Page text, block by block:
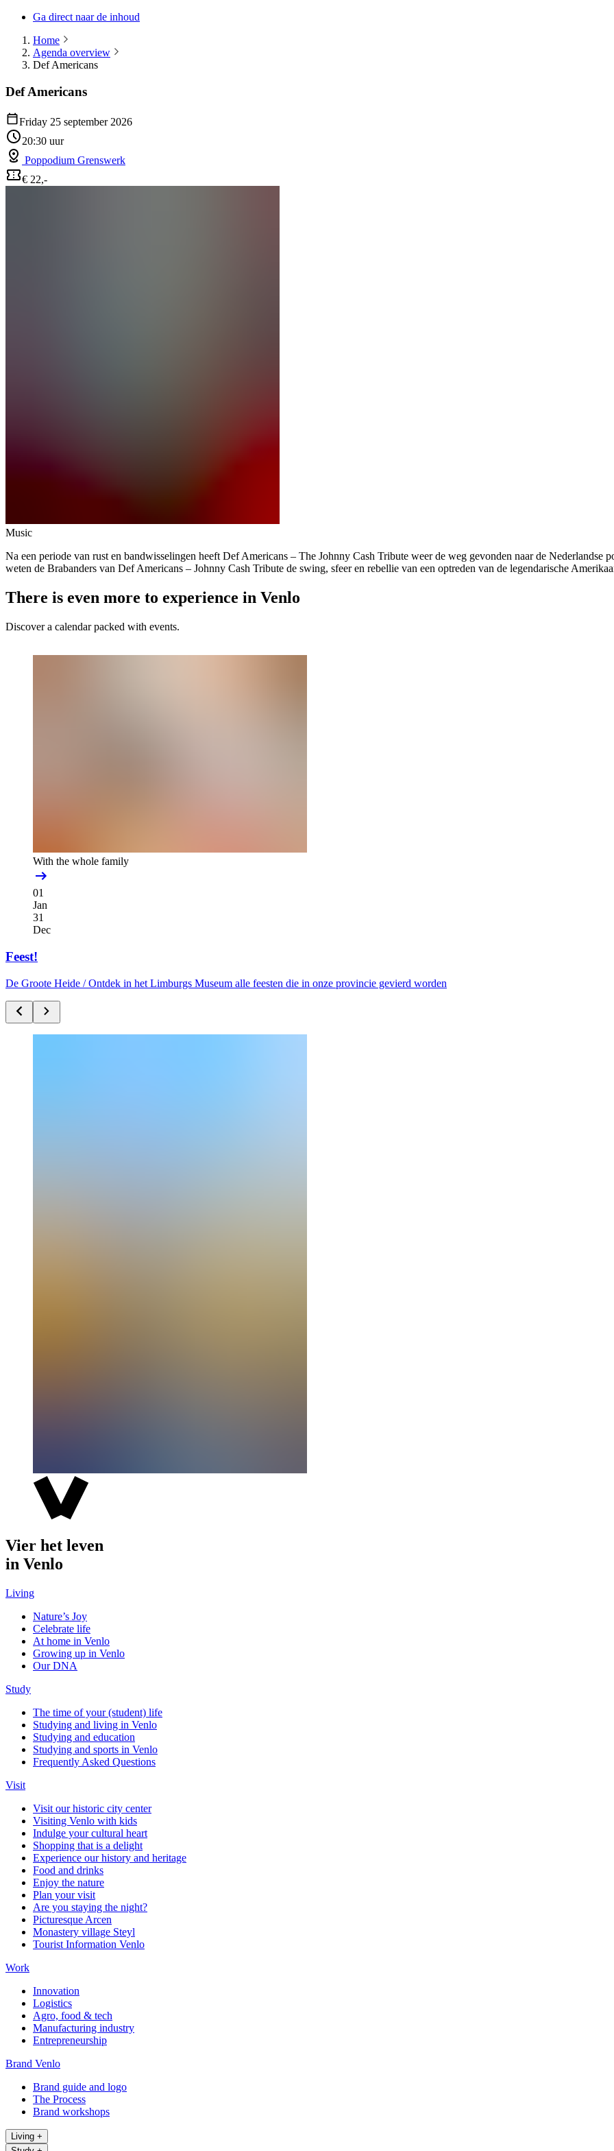
Ga direct naar de inhoud
Home
Agenda overview
Def Americans
Def Americans
Friday 25 september 2026
20:30 uur
Poppodium Grenswerk
€ 22,-
Music
Na een periode van rust en bandwisselingen heeft Def Americans – The Johnny Cash Tribute weer de weg gevonden naar de Nederlandse
weten de Brabanders van Def Americans – Johnny Cash Tribute de swing, sfeer en rebellie van een optreden van de legendarische
There is even more to experience in Venlo
Discover a calendar packed with events.
With the whole family
01
Jan
31
Dec
Feest!
De Groote Heide /Ontdek in het Limburgs Museum alle feesten die in onze provincie gevierd worden
Vier het leven
in Venlo
Living
Nature’s Joy
Celebrate life
At home in Venlo
Growing up in Venlo
Our DNA
Study
The time of your (student) life
Studying and living in Venlo
Studying and education
Studying and sports in Venlo
Frequently Asked Questions
Visit
Visit our historic city center
Visiting Venlo with kids
Indulge your cultural heart
Shopping that is a delight
Experience our history and heritage
Food and drinks
Enjoy the nature
Plan your visit
Are you staying the night?
Picturesque Arcen
Monastery village Steyl
Tourist Information Venlo
Work
Innovation
Logistics
Agro, food & tech
Manufacturing industry
Entrepreneurship
Brand Venlo
Brand guide and logo
The Process
Brand workshops
Living +